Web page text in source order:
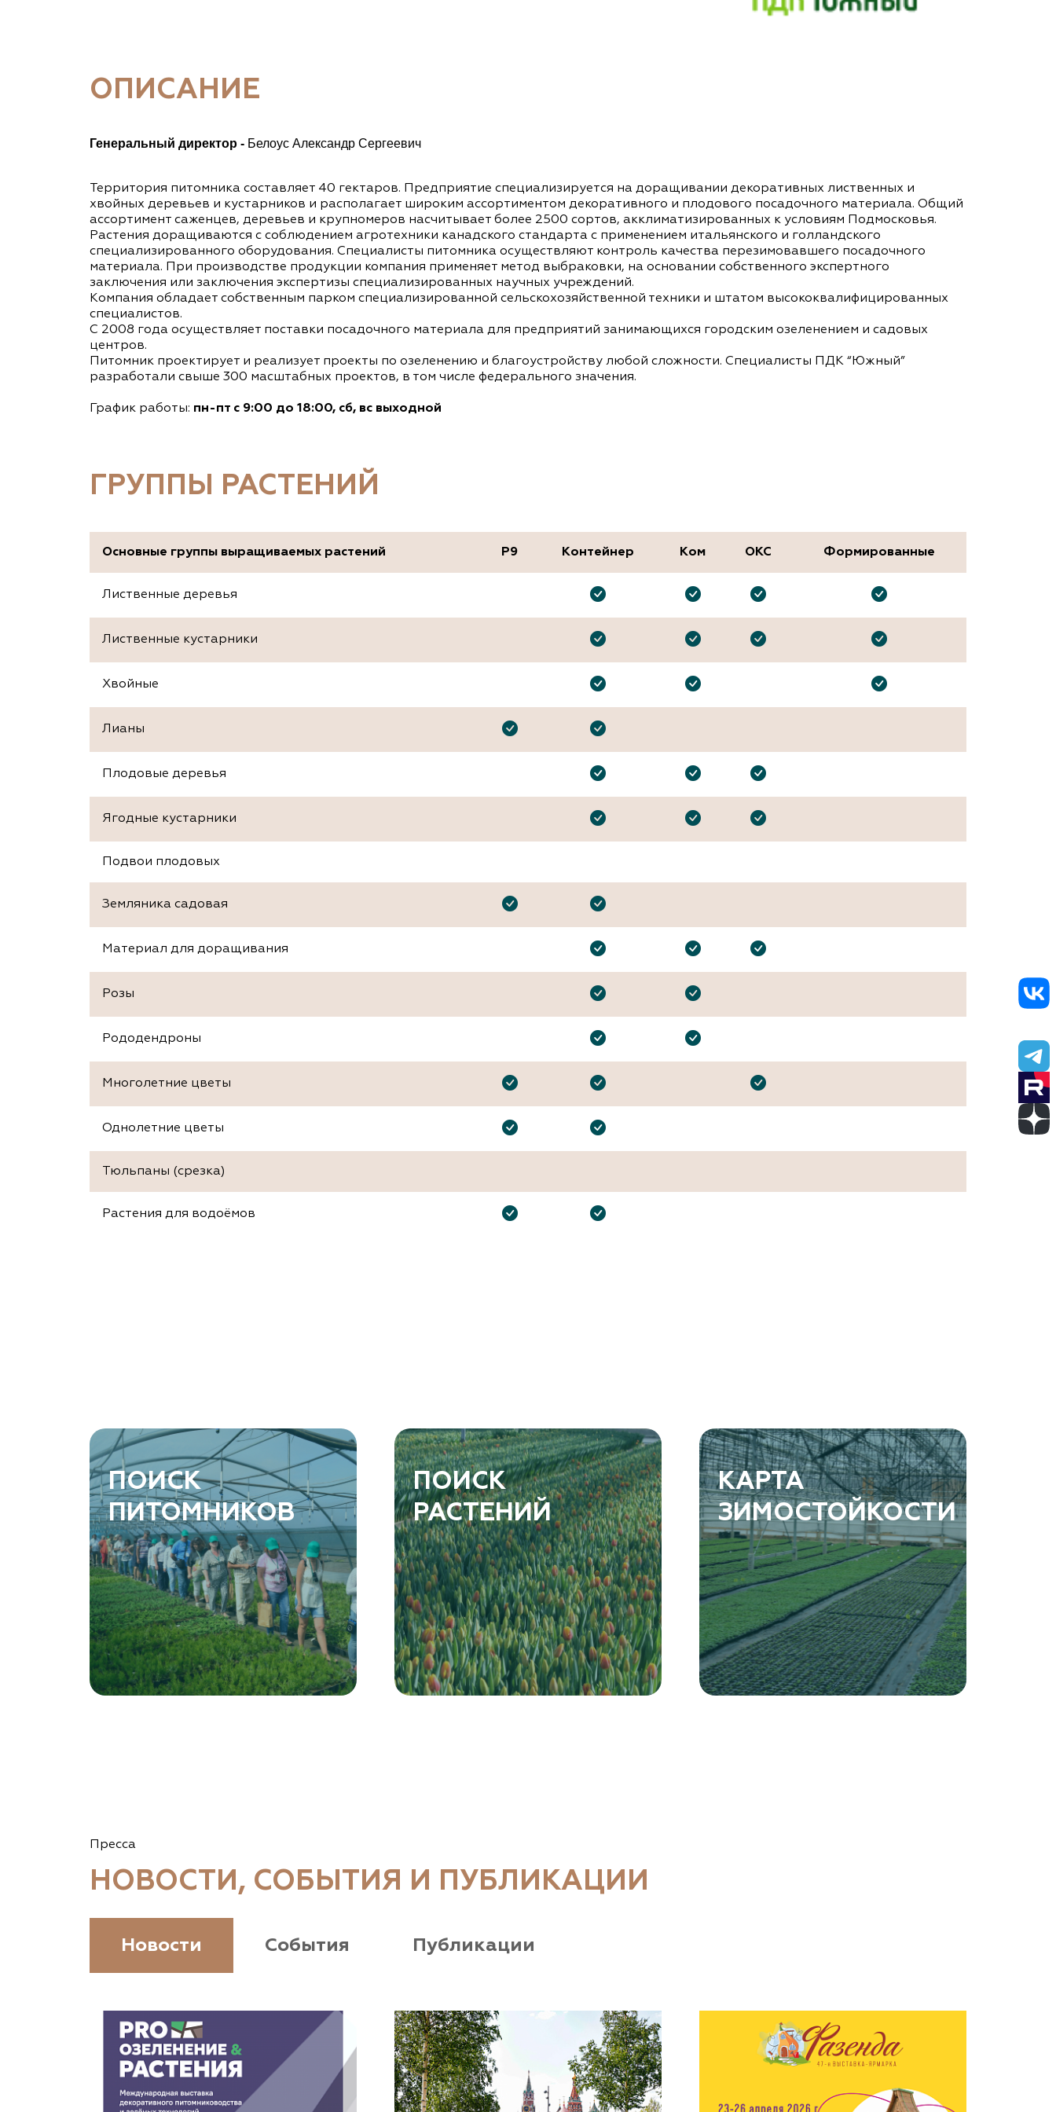
ОПИСАНИЕ
Генеральный директор - Белоус Александр Сергеевич
Территория питомника составляет 40 гектаров. Предприятие специализируется на доращивании декоративных лиственных и
хвойных деревьев и кустарников и располагает широким ассортиментом декоративного и плодового посадочного материала. Общий
ассортимент саженцев, деревьев и крупномеров насчитывает более 2500 сортов, акклиматизированных к условиям Подмосковья.
Растения доращиваются с соблюдением агротехники канадского стандарта с применением итальянского и голландского
специализированного оборудования. Специалисты питомника осуществляют контроль качества перезимовавшего посадочного
материала. При производстве продукции компания применяет метод выбраковки, на основании собственного экспертного
заключения или заключения экспертизы специализированных научных учреждений.
Компания обладает собственным парком специализированной сельскохозяйственной техники и штатом высококвалифицированных
специалистов.
С 2008 года осуществляет поставки посадочного материала для предприятий занимающихся городским озеленением и садовых
центров.
Питомник проектирует и реализует проекты по озеленению и благоустройству любой сложности. Специалисты ПДК “Южный”
разработали свыше 300 масштабных проектов, в том числе федерального значения.
График работы: пн-пт с 9:00 до 18:00, сб, вс выходной
ГРУППЫ РАСТЕНИЙ
Основные группы выращиваемых растений P9 Контейнер Ком ОКС Формированные
Лиственные деревья
Лиственные кустарники
Хвойные
Лианы
Плодовые деревья
Ягодные кустарники
Подвои плодовых
Земляника садовая
Материал для доращивания
Розы
Рододендроны
Многолетние цветы
Однолетние цветы
Тюльпаны (срезка)
Растения для водоёмов
ПОИСК
ПИТОМНИКОВ
ПОИСК
РАСТЕНИЙ
КАРТА
ЗИМОСТОЙКОСТИ
Пресса
НОВОСТИ, СОБЫТИЯ И ПУБЛИКАЦИИ
Новости События Публикации